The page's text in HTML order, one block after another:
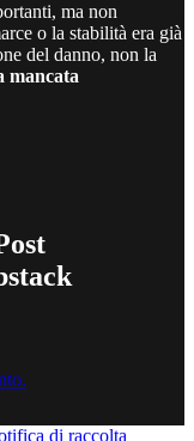
ma non
o la stabilità era già
del danno, non la
mancata
di raccolta